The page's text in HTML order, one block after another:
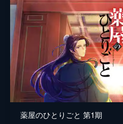
薬屋のひとりごと 第1期